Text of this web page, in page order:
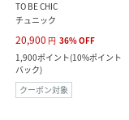
TO BE CHIC
チュニック
20,900 円 36%OFF
1,900ポイント(10%ポイント
バック)
クーポン対象